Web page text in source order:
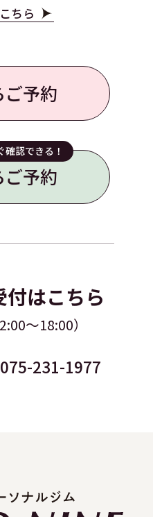
ちら
ご予約
認できる！
ご予約
はこちら
～18:00）
075-231-1977